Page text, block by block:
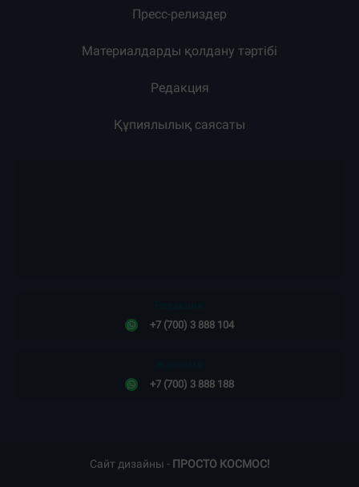
Пресс-релиздер
Материалдарды қолдану тәртібі
Редакция
Құпиялылық саясаты
+7 (700) 3 888 104
+7 (700) 3 888 188
Сайт дизайны - ПРОСТО КОСМОС!